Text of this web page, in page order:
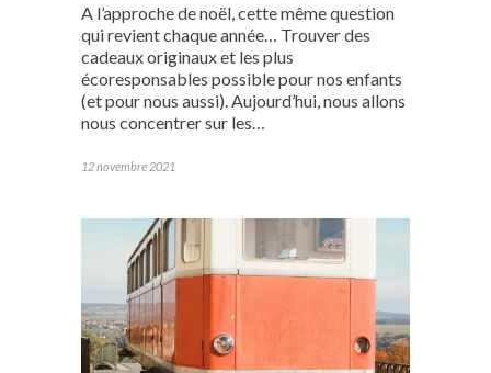
A l’approche de noël, cette même question
qui revient chaque année… Trouver des
cadeaux originaux et les plus
écoresponsables possible pour nos enfants
(et pour nous aussi). Aujourd’hui, nous allons
nous concentrer sur les…
12 novembre 2021